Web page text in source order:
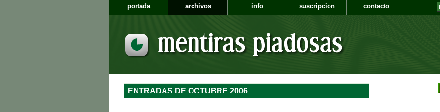
portada archivos info suscripcion contacto
ENTRADAS DE OCTUBRE 2006